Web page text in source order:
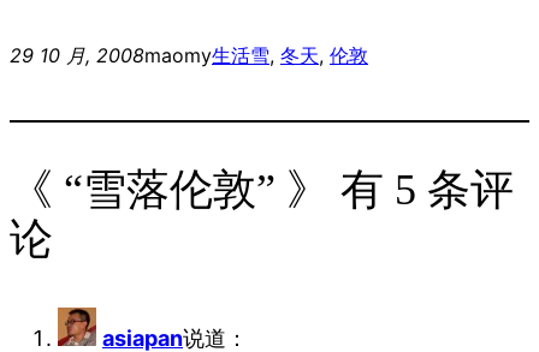
29 10 月, 2008maomy生活雪, 冬天, 伦敦
《 “雪落伦敦” 》 有 5 条评
论
asiapan说道：